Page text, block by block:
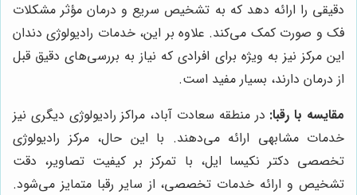
دقیقی را ارائه دهد که به تشخیص سریع و درمان مؤثر مشکلات
فک و صورت کمک می‌کند. علاوه بر این، خدمات رادیولوژی دندان
این مرکز نیز به ویژه برای افرادی که نیاز به بررسی‌های دقیق قبل
از درمان دارند، بسیار مفید است.
مقایسه با رقبا: در منطقه سعادت آباد، مراکز رادیولوژی دیگری نیز
خدمات مشابهی ارائه می‌دهند. با این حال، مرکز رادیولوژی
تخصصی دکتر نکیسا ایل، با تمرکز بر کیفیت تصاویر، دقت
تشخیص و ارائه خدمات تخصصی، از سایر رقبا متمایز می‌شود.